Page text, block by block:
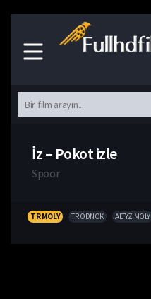
İz – Pokot izle
Spoor
TR MOLY TR ODNOK ALTYZ MOLY